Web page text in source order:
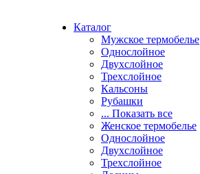
Каталог
Мужское термобелье
Однослойное
Двуxслойное
Трехслойное
Кальсоны
Рубашки
... Показать все
Женское термобелье
Однослойное
Двуxслойное
Трехслойное